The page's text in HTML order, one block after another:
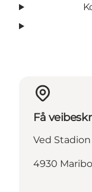
Få
Ved
4930 Maribo